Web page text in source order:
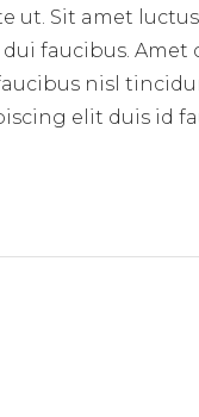
ut. Sit amet
faucibus.
nisl
elit duis id